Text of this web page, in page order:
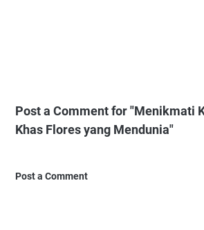
Post a Comment for "Menikmati
Khas Flores yang Mendunia"
Post a Comment